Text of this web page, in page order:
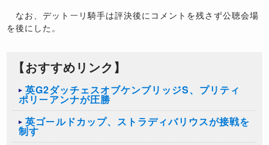
なお、デットーリ騎手は評決後にコメントを残さず公聴会場
を後にした。
【おすすめリンク】
英G2ダッチェスオブケンブリッジS、プリティ
ポリーアンナが圧勝
英ゴールドカップ、ストラディバリウスが接戦を
制す